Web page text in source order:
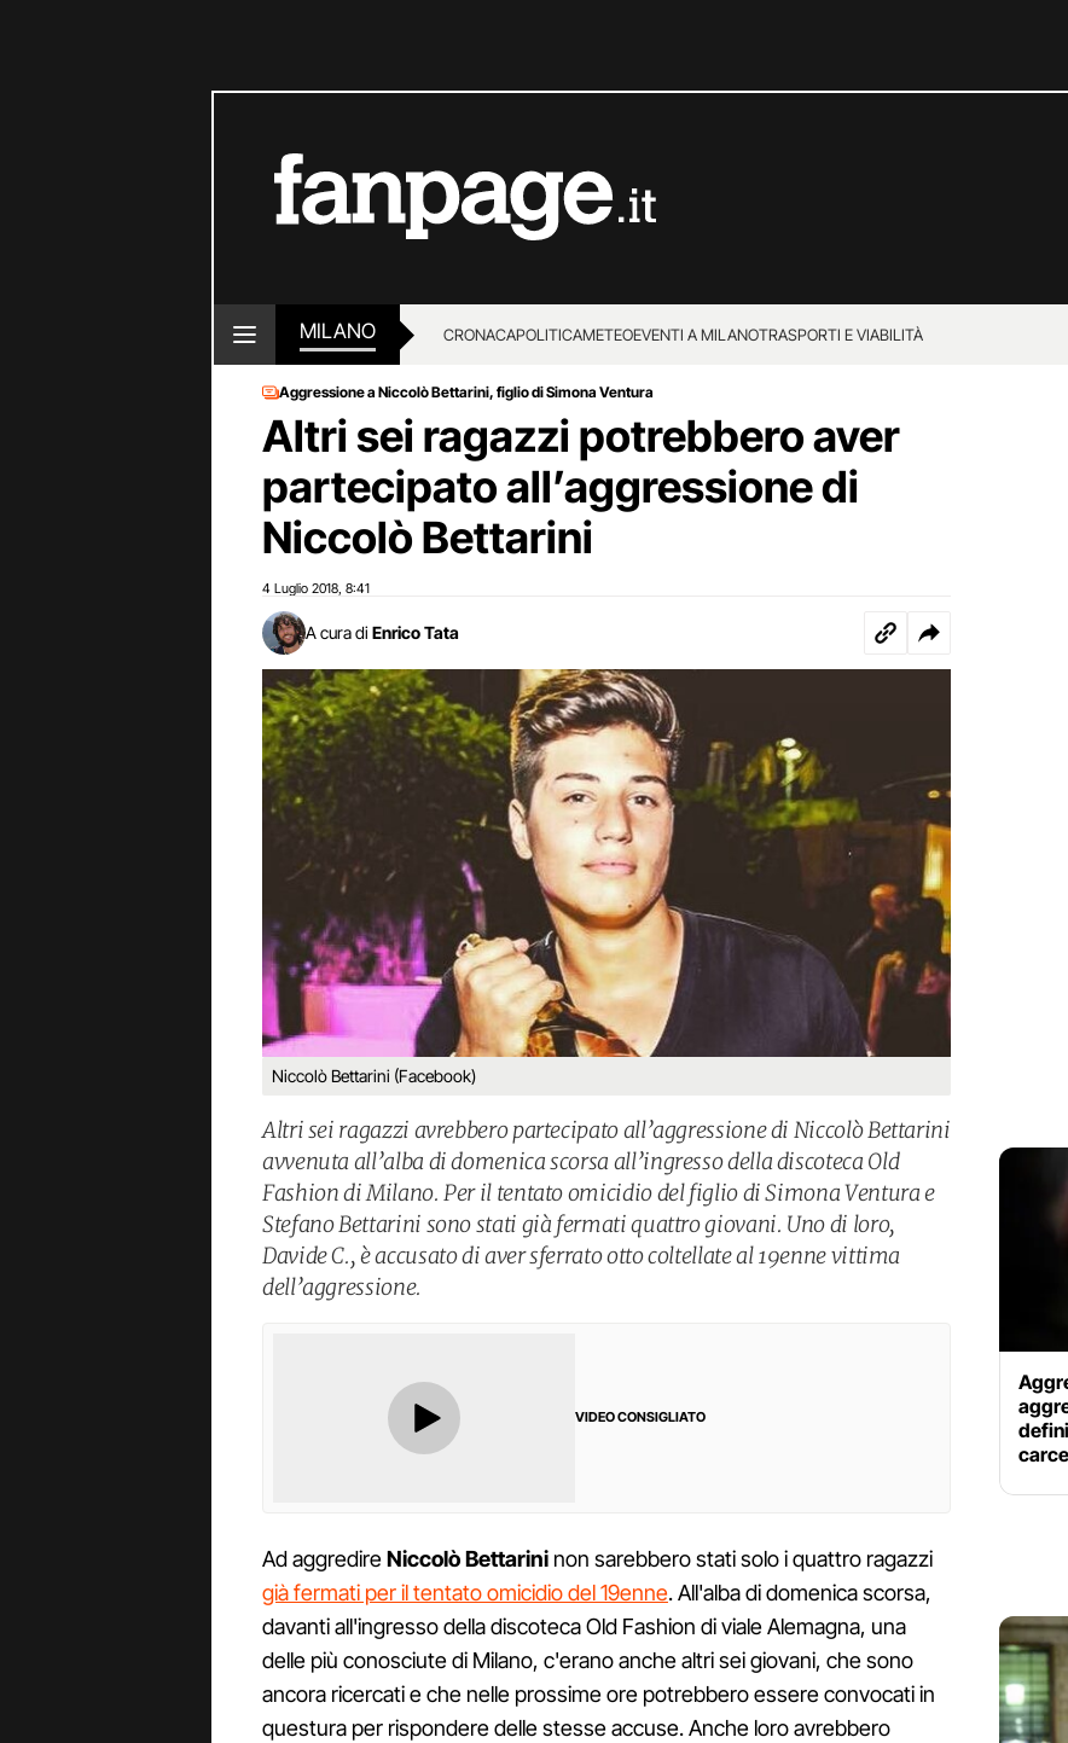
MILANO CRONACAPOLITICAMETEOEVENTI A MILANOTRASPORTI E VIABILITÀ
Aggressione a Niccolò Bettarini, figlio di Simona Ventura
Altri sei ragazzi potrebbero aver
partecipato all’aggressione di
Niccolò Bettarini
4 Luglio 2018 8:41
A cura di Enrico Tata
Niccolò Bettarini (Facebook)
Altri sei ragazzi avrebbero partecipato all’aggressione di Niccolò Bettarini
avvenuta all’alba di domenica scorsa all’ingresso della discoteca Old
Fashion di Milano. Per il tentato omicidio del figlio di Simona Ventura e
Stefano Bettarini sono stati già fermati quattro giovani. Uno di loro,
Davide C., è accusato di aver sferrato otto coltellate al 19enne vittima
dell’aggressione.
VIDEO CONSIGLIATO
Ad aggredireNiccolò Bettarini non sarebbero stati solo i quattro ragazzi
già fermati per il tentato omicidio del 19enne. All'alba di domenica scorsa,
davanti all'ingresso della discoteca Old Fashion di viale Alemagna, una
delle più conosciute di Milano, c'erano anche altri sei giovani, che sono
ancora ricercati e che nelle prossime ore potrebbero essere convocati in
questura per rispondere delle stesse accuse. Anche loro avrebbero